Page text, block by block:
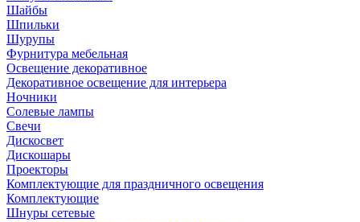
Шайбы
Шпильки
Шурупы
Фурнитура мебельная
Освещение декоративное
Декоративное освещение для интерьера
Ночники
Солевые лампы
Свечи
Дискосвет
Дискошары
Проекторы
Комплектующие для праздничного освещения
Комплектующие
Шнуры сетевые